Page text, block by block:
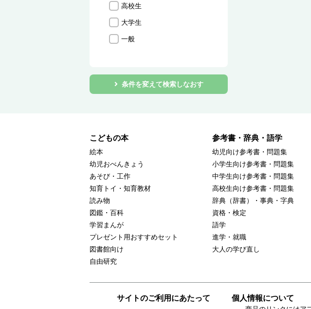
高校生
大学生
一般
条件を変えて検索しなおす
こどもの本
絵本
幼児おべんきょう
あそび・工作
知育トイ・知育教材
読み物
図鑑・百科
学習まんが
プレゼント用おすすめセット
図書館向け
自由研究
参考書・辞典・語学
幼児向け参考書・問題集
小学生向け参考書・問題集
中学生向け参考書・問題集
高校生向け参考書・問題集
辞典（辞書）・事典・字典
資格・検定
語学
進学・就職
大人の学び直し
サイトのご利用にあたって 個人情報について